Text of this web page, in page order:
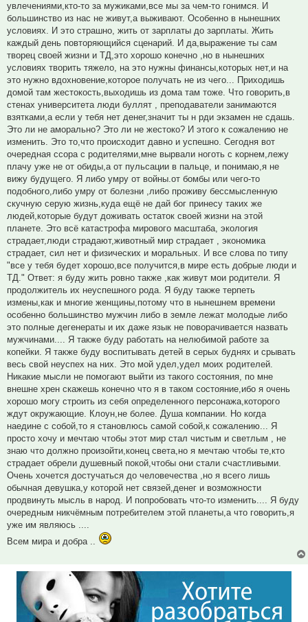
увлечениями,кто-то за мужиками,все мы за чем-то гонимся. И
большинство из нас не живут,а выживают. Особенно в нынешних
условиях. И это страшно, жить от зарплаты до зарплаты. Жить
каждый день повторяющийся сценарий. И да,выражение ты сам
творец своей жизни и ТД,это хорошо конечно ,но в нынешних
условиях творить тяжело, на это нужны финансы,которых нет,и на
это нужно вдохновение,которое получать не из чего... Приходишь
домой там жестокость,выходишь из дома там тоже. Что говорить,в
стенах университета люди буллят , преподаватели занимаются
взятками,а если у тебя нет денег,значит ты н рди экзамен не сдашь.
Это ли не аморально? Это ли не жестоко? И этого к сожалению не
изменить. Это то,что происходит давно и успешно. Сегодня вот
очередная ссора с родителями,мне вырвали ноготь с корнем,лежу
плачу уже не от обиды,а от пульсации в пальце, и понимаю,я не
вижу будущего. Я либо умру от войны.от бомбы или чего-то
подобного,либо умру от болезни ,либо проживу бессмысленную
скучную серую жизнь,куда ещё не дай бог принесу таких же
людей,которые будут доживать остаток своей жизни на этой
планете. Это всё катастрофа мирового масштаба, экология
страдает,люди страдают,животный мир страдает , экономика
страдает, сил нет и физических и моральных. И все слова по типу
"все у тебя будет хорошо,все получится,в мире есть добрые люди и
ТД." Ответ: я буду жить ровно также ,как живут мои родители. Я
продолжитель их неуспешного рода. Я буду также терпеть
измены,как и многие женщины,потому что в нынешнем времени
особенно большинство мужчин либо в земле лежат молодые либо
это полные дегенераты и их даже язык не поворачивается назвать
мужчинами.... Я также буду работать на нелюбимой работе за
копейки. Я также буду воспитывать детей в серых буднях и срывать
весь свой неуспех на них. Это мой удел,удел моих родителей.
Никакие мысли не помогают выйти из такого состояния, по мне
внешне хрен скажешь конечно что я в таком состояние,ибо я очень
хорошо могу строить из себя определенного персонажа,которого
ждут окружающие. Клоун,не более. Душа компании. Но когда
наедине с собой,то я становлюсь самой собой,к сожалению... Я
просто хочу и мечтаю чтобы этот мир стал чистым и светлым , не
знаю что должно произойти,конец света,но я мечтаю чтобы те,кто
страдает обрели душевный покой,чтобы они стали счастливыми.
Очень хочется достучаться до человечества ,но я всего лишь
обычная девушка,у которой нет связей,денег и возможности
продвинуть мысль в народ. И попробовать что-то изменить.... Я буду
очередным никчёмным потребителем этой планеты,а что говорить,я
уже им являюсь ....
Всем мира и добра ..